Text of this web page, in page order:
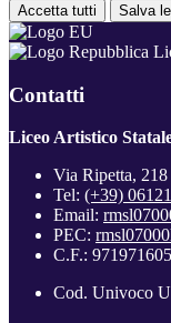
Accetta tutti Salva
Contatti
Liceo Artistico
Via Ripetta,
Tel: (+39)
Email:
PEC:
C.F.:
Cod. Univoco